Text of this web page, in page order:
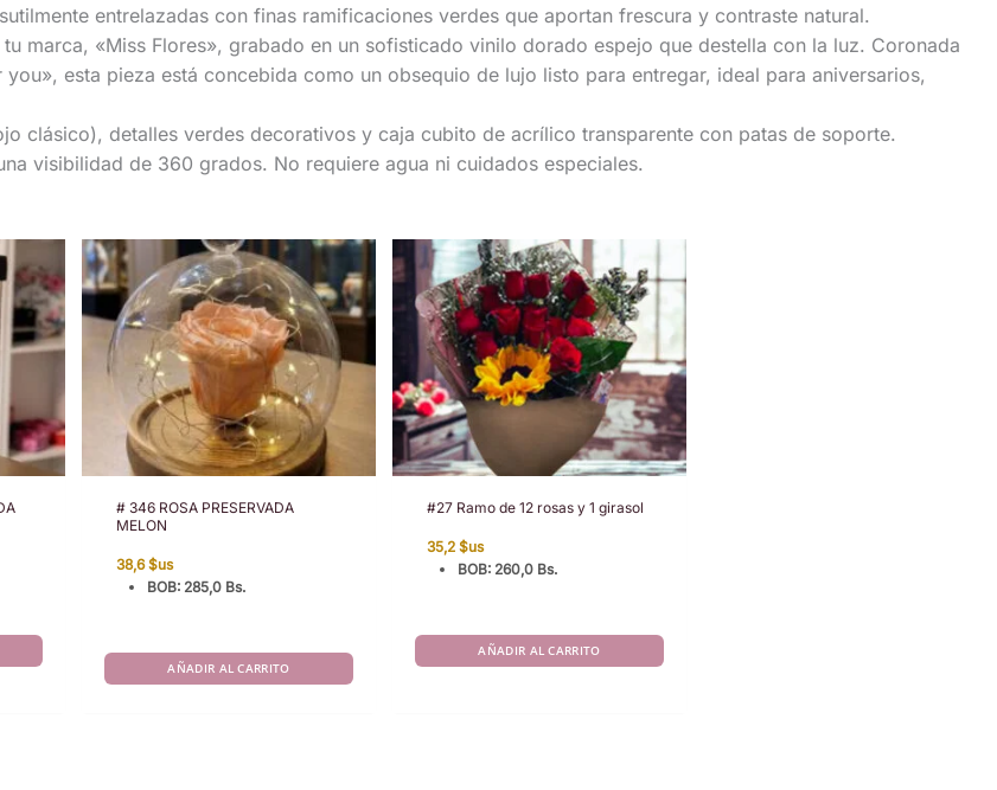
entrelazadas con finas ramificaciones verdes que aportan frescura y contraste natural.
marca, «Miss Flores», grabado en un sofisticado vinilo dorado espejo que destella con la luz. Coronada
esta pieza está concebida como un obsequio de lujo listo para entregar, ideal para aniversarios,
clásico), detalles verdes decorativos y caja cubito de acrílico transparente con patas de soporte.
visibilidad de 360 grados. No requiere agua ni cuidados especiales.
# 346 ROSA PRESERVADA
MELON
38,6$us
BOB: 285,0 Bs.
AÑADIR AL CARRITO
#27 Ramo de 12 rosas y 1 girasol
35,2$us
BOB: 260,0 Bs.
AÑADIR AL CARRITO